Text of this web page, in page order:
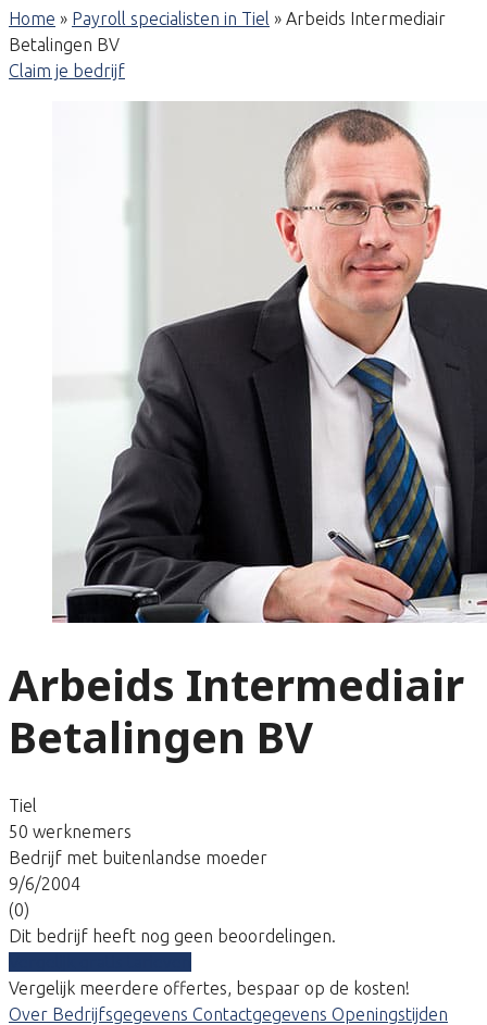
Home » Payroll specialisten in Tiel » Arbeids Intermediair
Betalingen BV
Claim je bedrijf
Arbeids Intermediair
Betalingen BV
Tiel
50 werknemers
Bedrijf met buitenlandse moeder
9/6/2004
(0)
Dit bedrijf heeft nog geen beoordelingen.
Vergelijk meerdere offertes, bespaar op de kosten!
Over Bedrijfsgegevens Contactgegevens Openingstijden